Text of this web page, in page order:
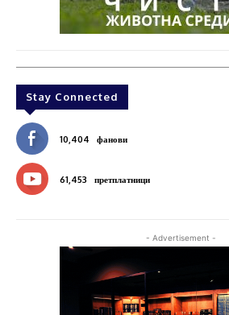
Stay Connected
10,404 фанови
61,453 претплатници
- Advertisement -